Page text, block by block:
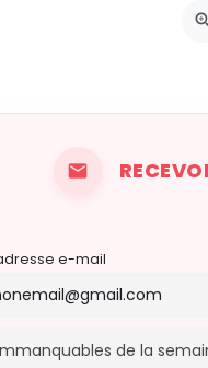
Avenue Reine
e-mail